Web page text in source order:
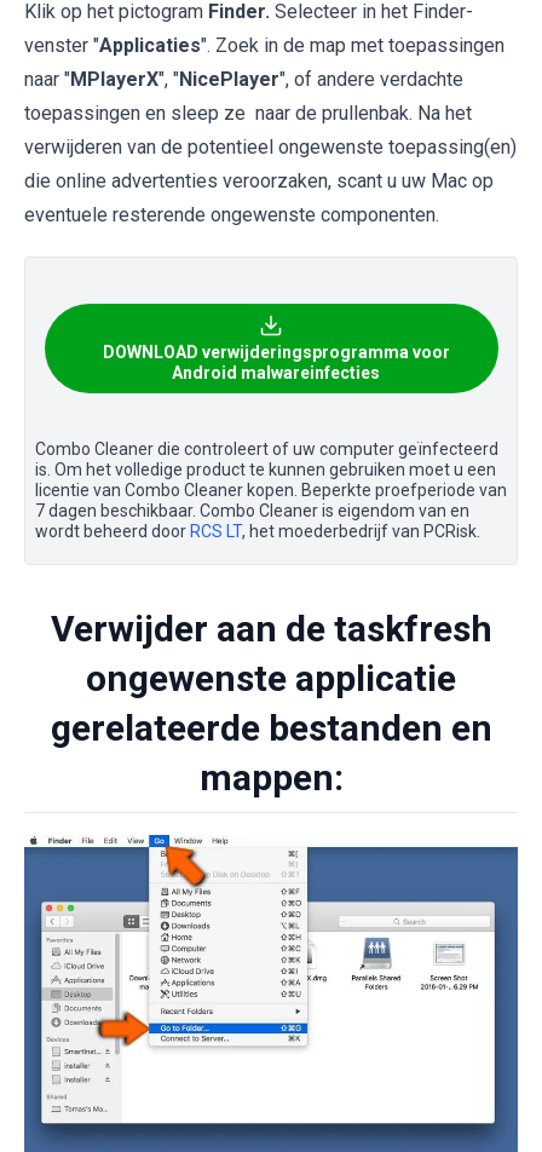
Klik op het pictogram Finder. Selecteer in het Finder-
venster "Applicaties". Zoek in de map met toepassingen
naar "MPlayerX", "NicePlayer", of andere verdachte
toepassingen en sleep ze naar de prullenbak. Na het
verwijderen van de potentieel ongewenste toepassing(en)
die online advertenties veroorzaken, scant u uw Mac op
eventuele resterende ongewenste componenten.
DOWNLOAD verwijderingsprogramma voor
Android malwareinfecties
Combo Cleaner die controleert of uw computer geïnfecteerd
is. Om het volledige product te kunnen gebruiken moet u een
licentie van Combo Cleaner kopen. Beperkte proefperiode van
7 dagen beschikbaar. Combo Cleaner is eigendom van en
wordt beheerd door RCS LT, het moederbedrijf van PCRisk.
Verwijder aan de taskfresh
ongewenste applicatie
gerelateerde bestanden en
mappen: